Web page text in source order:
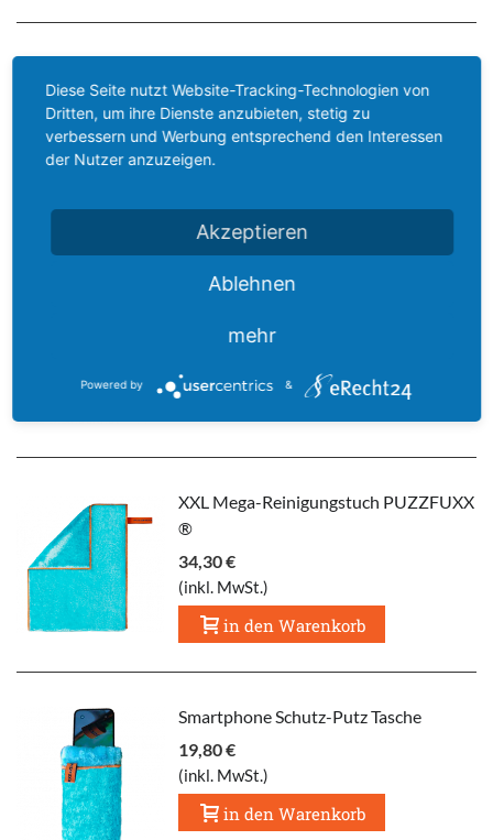
29,20 €
(inkl. MwSt.)
FIBRILL ® 4er - Set Family
(inkl. MwSt.)
in den Warenkorb
XXL Mega-Reinigungstuch PUZZFUXX
®
34,30 €
(inkl. MwSt.)
in den Warenkorb
Smartphone Schutz-Putz Tasche
19,80 €
(inkl. MwSt.)
in den Warenkorb
Diese Seite nutzt Website-Tracking-Technologien von
Dritten, um ihre Dienste anzubieten, stetig zu
verbessern und Werbung entsprechend den Interessen
der Nutzer anzuzeigen.
Akzeptieren
Ablehnen
mehr
Powered by &